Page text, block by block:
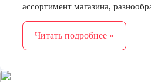
ассортимент магазина,
дизайна, материалов будущей
с толку покупателя.
Читать подробнее »